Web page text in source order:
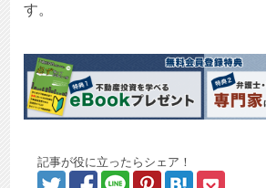
す。
記事が役に立ったらシェア！